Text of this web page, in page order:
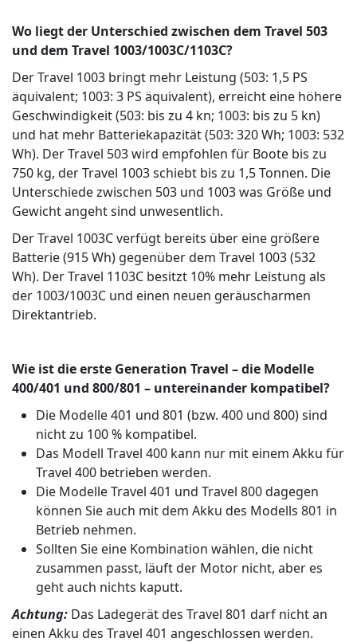
Wo liegt der Unterschied zwischen dem Travel 503
und dem Travel 1003/1003C/1103C?
Der Travel 1003 bringt mehr Leistung (503: 1,5 PS
äquivalent; 1003: 3 PS äquivalent), erreicht eine höhere
Geschwindigkeit (503: bis zu 4 kn; 1003: bis zu 5 kn)
und hat mehr Batteriekapazität (503: 320 Wh; 1003: 532
Wh). Der Travel 503 wird empfohlen für Boote bis zu
750 kg, der Travel 1003 schiebt bis zu 1,5 Tonnen. Die
Unterschiede zwischen 503 und 1003 was Größe und
Gewicht angeht sind unwesentlich.
Der Travel 1003C verfügt bereits über eine größere
Batterie (915 Wh) gegenüber dem Travel 1003 (532
Wh). Der Travel 1103C besitzt 10% mehr Leistung als
der 1003/1003C und einen neuen geräuscharmen
Direktantrieb.
Wie ist die erste Generation Travel – die Modelle
400/401 und 800/801 – untereinander kompatibel?
Die Modelle 401 und 801 (bzw. 400 und 800) sind
nicht zu 100 % kompatibel.
Das Modell Travel 400 kann nur mit einem Akku für
Travel 400 betrieben werden.
Die Modelle Travel 401 und Travel 800 dagegen
können Sie auch mit dem Akku des Modells 801 in
Betrieb nehmen.
Sollten Sie eine Kombination wählen, die nicht
zusammen passt, läuft der Motor nicht, aber es
geht auch nichts kaputt.
Achtung: Das Ladegerät des Travel 801 darf nicht an
einen Akku des Travel 401 angeschlossen werden.